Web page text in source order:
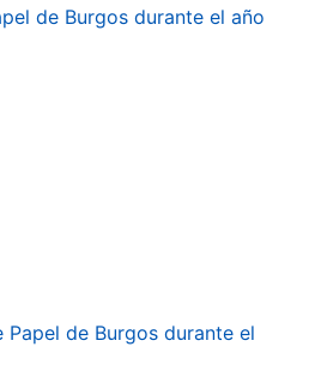
de Burgos durante el año
de Burgos durante el